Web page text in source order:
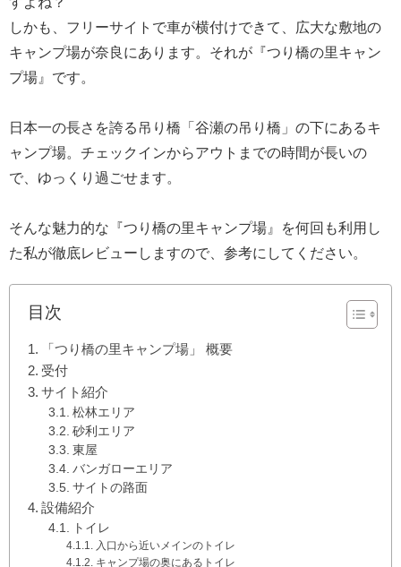
しかも、フリーサイトで車が横付けできて、広大な敷地の
キャンプ場が奈良にあります。それが『つり橋の里キャン
プ場』です。
日本一の長さを誇る吊り橋「谷瀬の吊り橋」の下にあるキ
ャンプ場。チェックインからアウトまでの時間が長いの
で、ゆっくり過ごせます。
そんな魅力的な『つり橋の里キャンプ場』を何回も利用し
た私が徹底レビューしますので、参考にしてください。
目次
「つり橋の里キャンプ場」 概要
受付
サイト紹介
松林エリア
砂利エリア
東屋
バンガローエリア
サイトの路面
設備紹介
トイレ
入口から近いメインのトイレ
キャンプ場の奥にあるトイレ